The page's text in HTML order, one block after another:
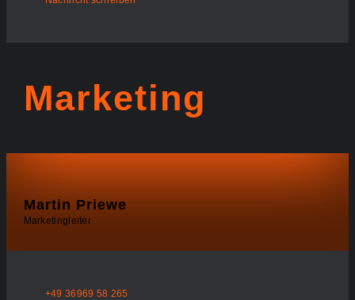
Marketing
Martin Priewe
Marketingleiter
+49 36969 58 265